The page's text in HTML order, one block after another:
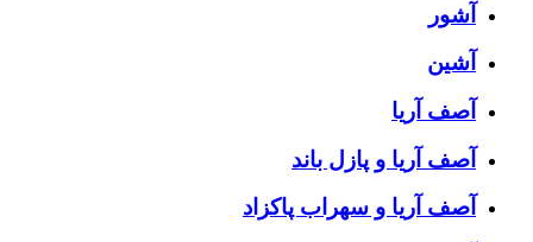
آشور
آشین
آصف آریا
آصف آریا و پازل باند
آصف آریا و سهراب پاکزاد